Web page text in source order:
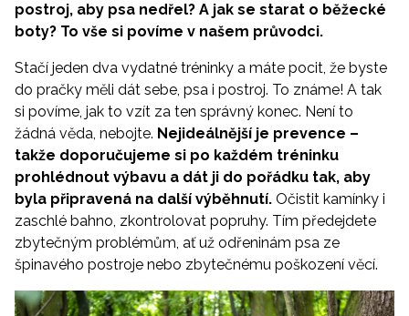
postroj, aby psa nedřel? A jak se starat o běžecké
boty? To vše si povíme v našem průvodci.
Stačí jeden dva vydatné tréninky a máte pocit, že byste
do pračky měli dát sebe, psa i postroj. To známe! A tak
si povíme, jak to vzít za ten správný konec. Není to
žádná věda, nebojte. Nejideálnější je prevence –
takže doporučujeme si po každém tréninku
prohlédnout výbavu a dát ji do pořádku tak, aby
byla připravená na další výběhnutí. Očistit kamínky i
zaschlé bahno, zkontrolovat popruhy. Tím předejdete
zbytečným problémům, ať už odřeninám psa ze
špinavého postroje nebo zbytečnému poškození věcí.